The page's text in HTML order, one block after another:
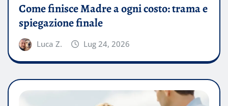
Come finisce Madre a ogni costo: trama e
spiegazione finale
Luca Z. Lug 24, 2026